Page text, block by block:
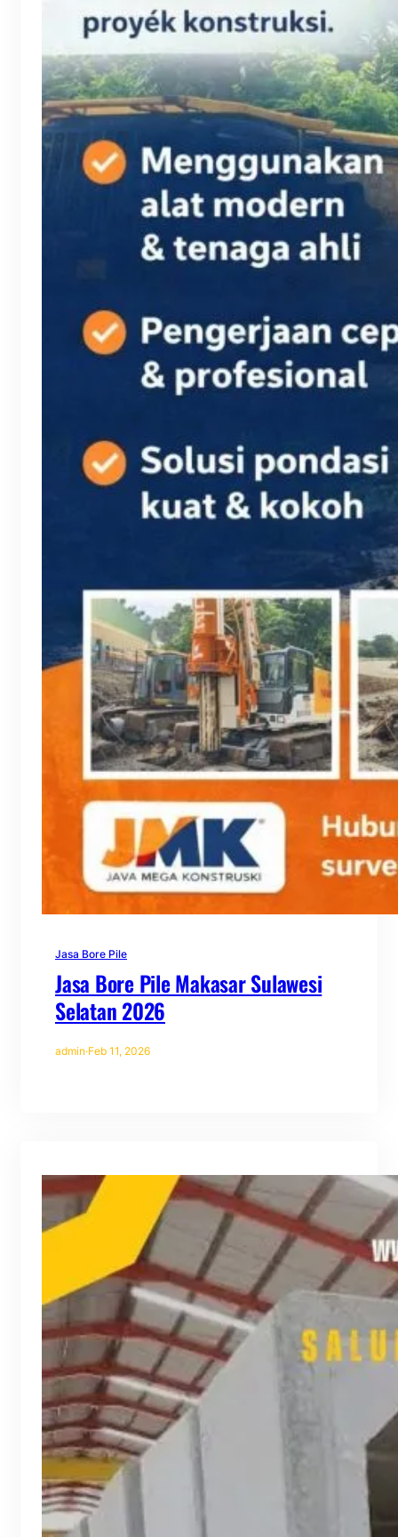
Jasa Bore Pile
Jasa Bore Pile Makasar Sulawesi
Selatan 2026
admin·Feb 11, 2026